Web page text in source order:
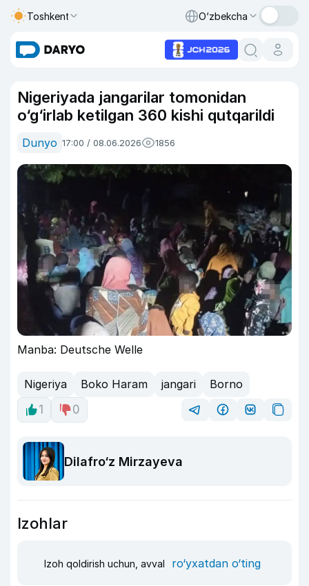
Toshkent O‘zbekcha
Nigeriyada jangarilar tomonidan
o‘g‘irlab ketilgan 360 kishi qutqarildi
Dunyo 17:00 / 08.06.2026 1856
Manba: Deutsche Welle
Nigeriya Boko Haram jangari
Borno
1
0
Dilafro‘z Mirzayeva
Izohlar
Izoh qoldirish uchun, avval ro‘yxatdan o‘ting